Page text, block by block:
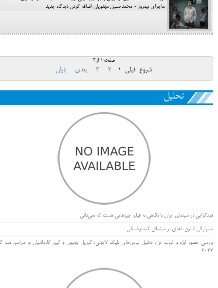
ماجرای نیمروز - محمدحسین مهدویان اضافه کردن دیدگاه جدید
صفحه1 از3
شروع قبلی 1
2
3 بعدی پایان
تحلیل
فردگرایی در سینمای ایران با نگاهی به فیلم چیزهایی هست که نمی‌دانی
بت‌وارگی قانون، نقدی بر سینمای کیشلوفسکی
بررسی حضور ابژه و غیاب تن، تحلیل لباس‌های بلیک لایولی، گبریل یونیون و کیم کارداشیان در مراسم مت
۲۰۲۲